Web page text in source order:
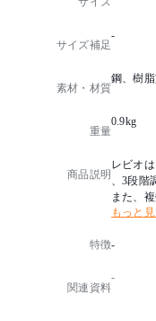
サイズ補足
-
素材・材質
鋼、樹
重量
0.9kg
商品説明
レビオ
、3段階
また、
を採用
光源タイ
もっと
特徴-
関連資料
-